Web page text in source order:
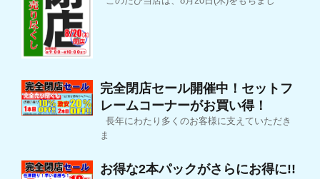
完全閉店セール開催中！セットフ
レームコーナーがお買い得！
長年にわたり多くのお客様に支えていただき
ま
お得な2本パックがさらにお得に!!